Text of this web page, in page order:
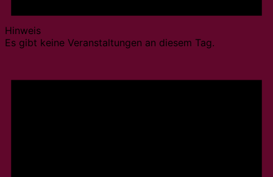
Hinweis
Es gibt keine Veranstaltungen an diesem Tag.